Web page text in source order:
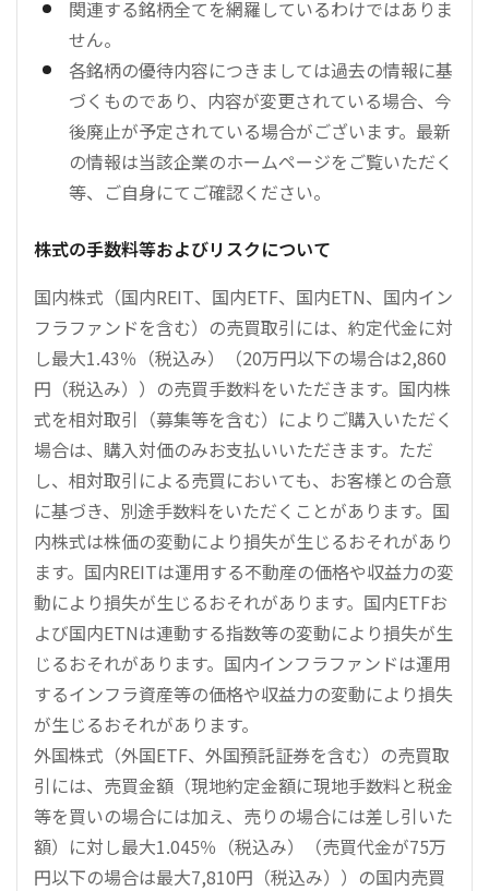
関連する銘柄全てを網羅しているわけではありま
せん。
各銘柄の優待内容につきましては過去の情報に基
づくものであり、内容が変更されている場合、今
後廃止が予定されている場合がございます。最新
の情報は当該企業のホームページをご覧いただく
等、ご自身にてご確認ください。
株式の手数料等およびリスクについて
国内株式（国内REIT、国内ETF、国内ETN、国内イン
フラファンドを含む）の売買取引には、約定代金に対
し最大1.43％（税込み）（20万円以下の場合は2,860
円（税込み））の売買手数料をいただきます。国内株
式を相対取引（募集等を含む）によりご購入いただく
場合は、購入対価のみお支払いいただきます。ただ
し、相対取引による売買においても、お客様との合意
に基づき、別途手数料をいただくことがあります。国
内株式は株価の変動により損失が生じるおそれがあり
ます。国内REITは運用する不動産の価格や収益力の変
動により損失が生じるおそれがあります。国内ETFお
よび国内ETNは連動する指数等の変動により損失が生
じるおそれがあります。国内インフラファンドは運用
するインフラ資産等の価格や収益力の変動により損失
が生じるおそれがあります。
外国株式（外国ETF、外国預託証券を含む）の売買取
引には、売買金額（現地約定金額に現地手数料と税金
等を買いの場合には加え、売りの場合には差し引いた
額）に対し最大1.045％（税込み）（売買代金が75万
円以下の場合は最大7,810円（税込み））の国内売買